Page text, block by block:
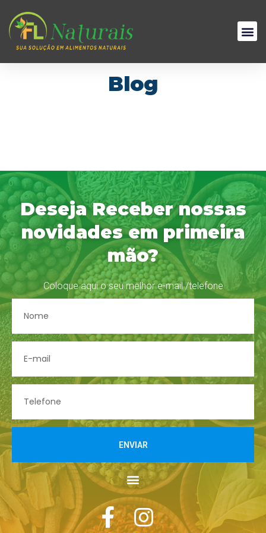
Blog
Deseja Receber nossas
novidades em primeira
mão?
Coloque aqui o seu melhor e-mail /telefone
ENVIAR